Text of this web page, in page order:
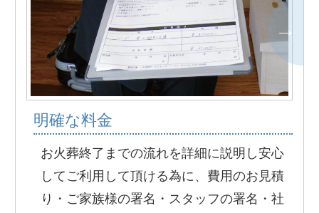
明確な料金
お火葬終了までの流れを詳細に説明し安心
してご利用して頂ける為に、費用のお見積
り・ご家族様の署名・スタッフの署名・社